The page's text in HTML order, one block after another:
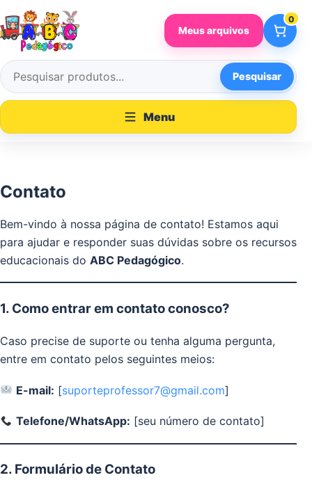
Pular para o conteúdo
Pesquisar por:
Pesquisar
Meus arquivos
0
Menu
Contato
Bem-vindo à nossa página de contato! Estamos aqui
para ajudar e responder suas dúvidas sobre os recursos
educacionais do ABC Pedagógico.
1. Como entrar em contato conosco?
Caso precise de suporte ou tenha alguma pergunta,
entre em contato pelos seguintes meios:
E-mail: [suporteprofessor7@gmail.com]
Telefone/WhatsApp: [seu número de contato]
2. Formulário de Contato